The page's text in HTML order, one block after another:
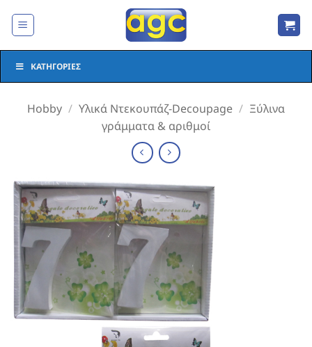
στο
ΚΑΤΗΓΟΡΊΕΣ
Hobby / Υλικά Ντεκουπάζ-Decoupage / Ξύλινα
γράμματα & αριθμοί